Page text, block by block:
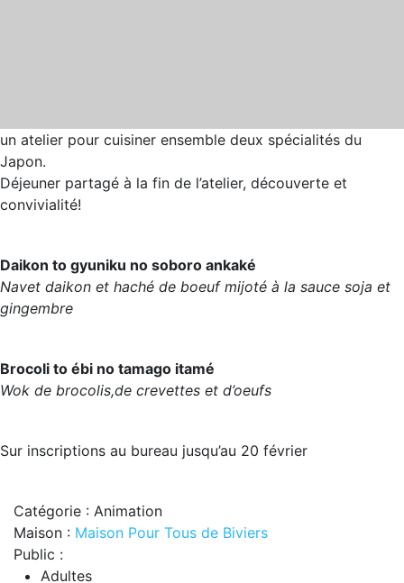
un atelier pour cuisiner ensemble deux spécialités du
Japon.
Déjeuner partagé à la fin de l’atelier, découverte et
convivialité!
Daikon to gyuniku no soboro ankaké
Navet daikon et haché de boeuf mijoté à la sauce soja et
gingembre
Brocoli to ébi no tamago itamé
Wok de brocolis,de crevettes et d’oeufs
Sur inscriptions au bureau jusqu’au 20 février
Catégorie : Animation
Maison : Maison Pour Tous de Biviers
Public :
Adultes